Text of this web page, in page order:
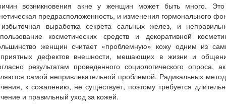
возникновения акне у женщин может быть много.
предрасположенность, и изменения гормонального
выработка секрета сальных желез, и
косметических средств и декоративной
женщин считает «проблемную» кожу одним из
дефектов внешности, мешающих в жизни и
результатам проведенного социологического опроса,
самой непривлекательной проблемой. Радикальных
к сожалению, не существует, поэтому требуется
и правильный уход за кожей.